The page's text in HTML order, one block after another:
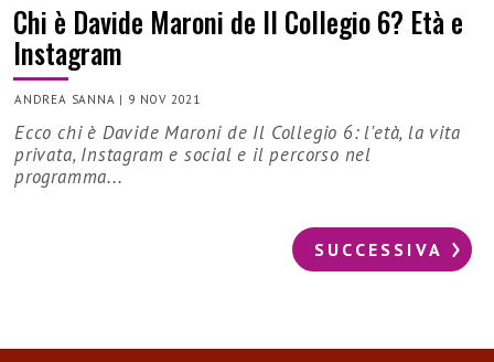
Chi è Davide Maroni de Il Collegio 6? Età e
Instagram
ANDREA SANNA | 9 NOV 2021
Ecco chi è Davide Maroni de Il Collegio 6: l'età, la vita
privata, Instagram e social e il percorso nel
programma...
SUCCESSIVA